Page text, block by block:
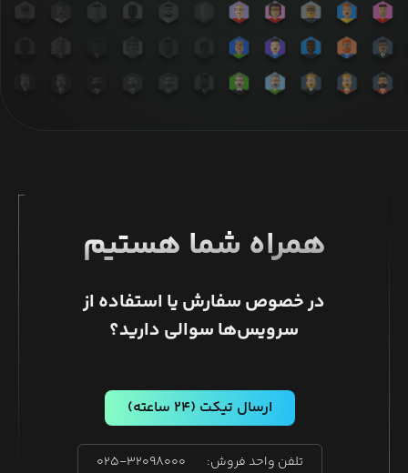
همراه شما هستیم
در خصوص سفارش یا استفاده از
سرویس‌ها سوالی دارید؟
ارسال تیکت (۲۴ ساعته)
تلفن واحد فروش: ۰۲۵-۳۲۰۹۸۰۰۰